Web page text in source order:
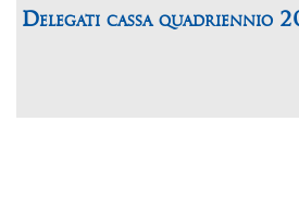
Delegati cassa quadriennio